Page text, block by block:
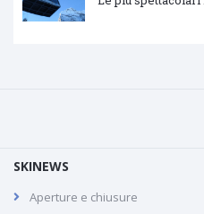
SKINEWS
Aperture e chiusure